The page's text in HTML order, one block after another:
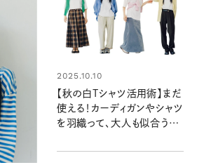
2025.10.10
【秋の白Tシャツ活用術】まだ
使える！カーディガンやシャツ
を羽織って、大人も似合うオ